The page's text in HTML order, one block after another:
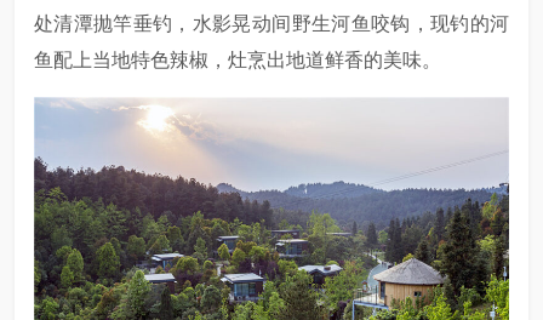
处清潭抛竿垂钓，水影晃动间野生河鱼咬钩，现钓的河
鱼配上当地特色辣椒，灶烹出地道鲜香的美味。